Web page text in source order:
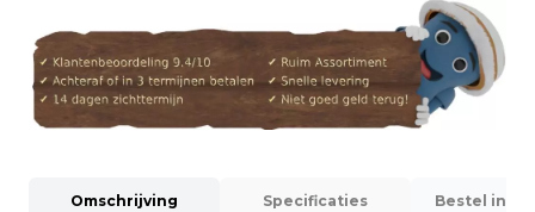
Omschrijving Specificaties Bestel